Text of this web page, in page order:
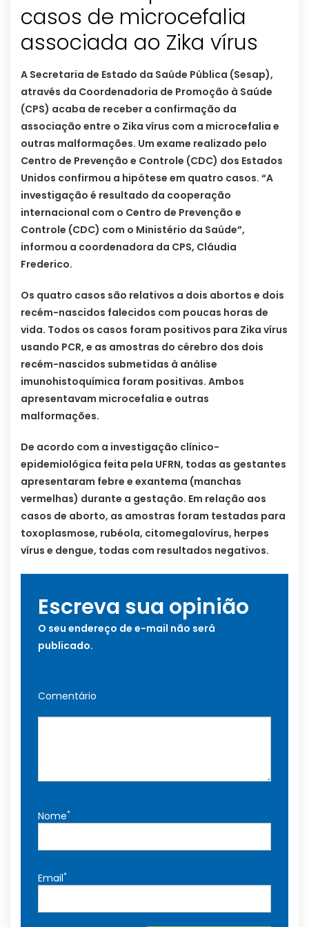
casos de microcefalia
associada ao Zika vírus
A Secretaria de Estado da Saúde Pública (Sesap),
através da Coordenadoria de Promoção à Saúde
(CPS) acaba de receber a confirmação da
associação entre o Zika vírus com a microcefalia e
outras malformações. Um exame realizado pelo
Centro de Prevenção e Controle (CDC) dos Estados
Unidos confirmou a hipótese em quatro casos. “A
investigação é resultado da cooperação
internacional com o Centro de Prevenção e
Controle (CDC) com o Ministério da Saúde”,
informou a coordenadora da CPS, Cláudia
Frederico.
Os quatro casos são relativos a dois abortos e dois
recém-nascidos falecidos com poucas horas de
vida. Todos os casos foram positivos para Zika vírus
usando PCR, e as amostras do cérebro dos dois
recém-nascidos submetidas à análise
imunohistoquímica foram positivas. Ambos
apresentavam microcefalia e outras
malformações.
De acordo com a investigação clínico-
epidemiológica feita pela UFRN, todas as gestantes
apresentaram febre e exantema (manchas
vermelhas) durante a gestação. Em relação aos
casos de aborto, as amostras foram testadas para
toxoplasmose, rubéola, citomegalovírus, herpes
vírus e dengue, todas com resultados negativos.
Escreva sua opinião
O seu endereço de e-mail não será
publicado.
Comentário
Nome*
Email*